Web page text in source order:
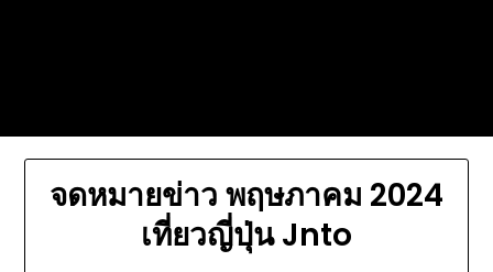
จดหมายข่าว พฤษภาคม 2024
เที่ยวญี่ปุ่น Jnto